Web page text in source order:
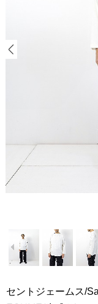
セントジェームス/